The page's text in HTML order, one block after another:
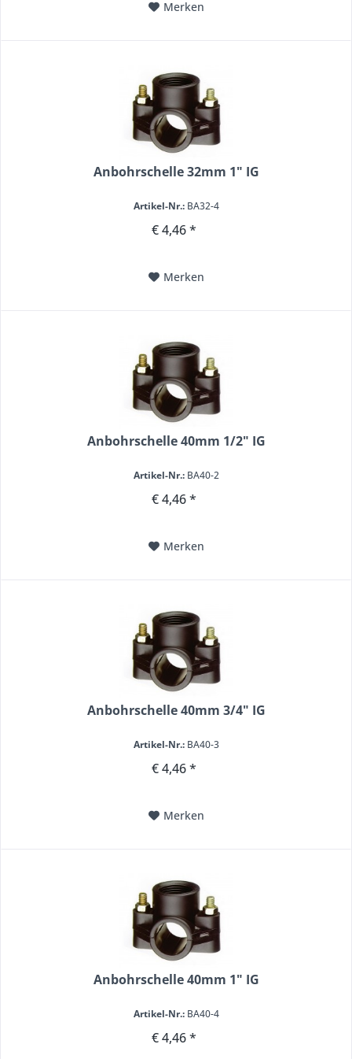
Merken
Anbohrschelle 32mm 1" IG
Artikel-Nr.:BA32-4
€ 4,46 *
Merken
Anbohrschelle 40mm 1/2" IG
Artikel-Nr.:BA40-2
€ 4,46 *
Merken
Anbohrschelle 40mm 3/4" IG
Artikel-Nr.:BA40-3
€ 4,46 *
Merken
Anbohrschelle 40mm 1" IG
Artikel-Nr.:BA40-4
€ 4,46 *